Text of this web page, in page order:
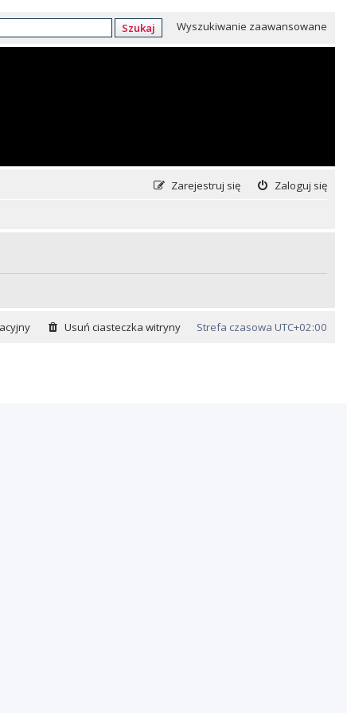
Szukaj Wyszukiwanie zaawansowane
Zaloguj się
Zarejestruj się
Strefa czasowa UTC+02:00
Usuń ciasteczka witryny